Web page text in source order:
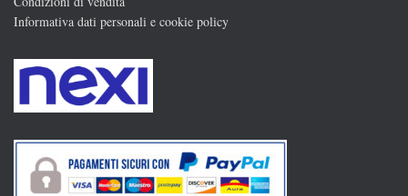
Informativa dati personali e cookie policy